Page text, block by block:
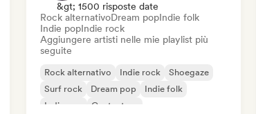
&gt; 1500 risposte date
Rock alternativoDream popIndie folk
Indie popIndie rock
Aggiungere artisti nelle mie playlist più
seguite
Rock alternativo Indie rock
Shoegaze
Surf rock
Dream pop
Indie folk
Indie pop
Cantautore